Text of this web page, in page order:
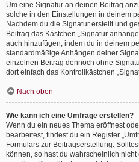
Um eine Signatur an deinen Beitrag
solche in den Einstellungen in deinem
Nachdem du die Signatur erstellt und
Beitrag das Kästchen „Signatur
auch hinzufügen, indem du in deinem
standardmäßige Anhängen deiner
einzelnen Beitrag dennoch ohne
dort einfach das Kontrollkästchen
Nach oben
Wie kann ich eine Umfrage erstellen?
Wenn du ein neues Thema eröffnest
bearbeitest, findest du ein Register
Formulars zur Beitragserstellung.
können, so hast du wahrscheinlich